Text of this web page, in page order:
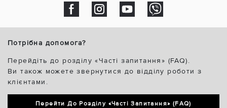
Потрібна допомога?
Перейдіть до розділу «Часті запитання» (FAQ).
Ви також можете звернутися до відділу роботи з
клієнтами.
Перейти До Розділу «Часті Запитання» (FAQ)